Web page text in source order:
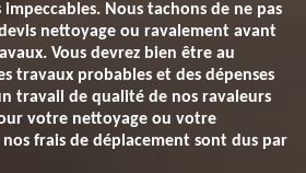
Nous tachons de ne pas
nettoyage ou ravalement avant
Vous devrez bien être au
travaux probables et des dépenses
travail de qualité de nos ravaleurs
votre nettoyage ou votre
frais de déplacement sont dus par